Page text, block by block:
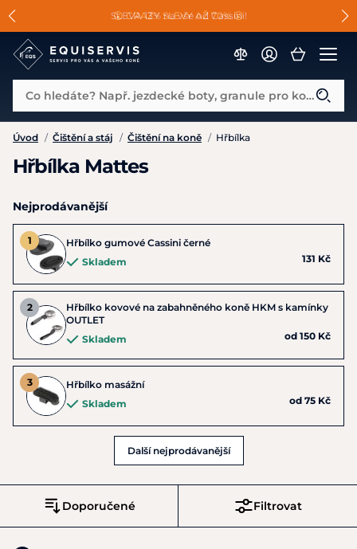
SLEVA 13% na vše od Cassini!
😮 CRAZY SLEVY AŽ 70% 😮
📐Pasování a doplňky k vybraným sedlům ZDARMA 🐴
Co hledáte? Např. jezdecké boty, granule pro koně...
Úvod / Čištění a stáj / Čištění na koně / Hřbílka
Hřbílka Mattes
Nejprodávanější
Hřbílko gumové Cassini černé
Skladem
131 Kč
Hřbílko kovové na zabahněného koně HKM s kamínky
OUTLET
Skladem
od 150 Kč
Hřbílko masážní
Skladem
od 75 Kč
Další nejprodávanější
Filtrovat
Doporučené